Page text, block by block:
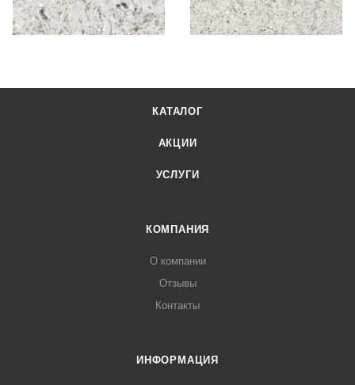
КАТАЛОГ
АКЦИИ
УСЛУГИ
КОМПАНИЯ
О компании
Отзывы
Контакты
ИНФОРМАЦИЯ